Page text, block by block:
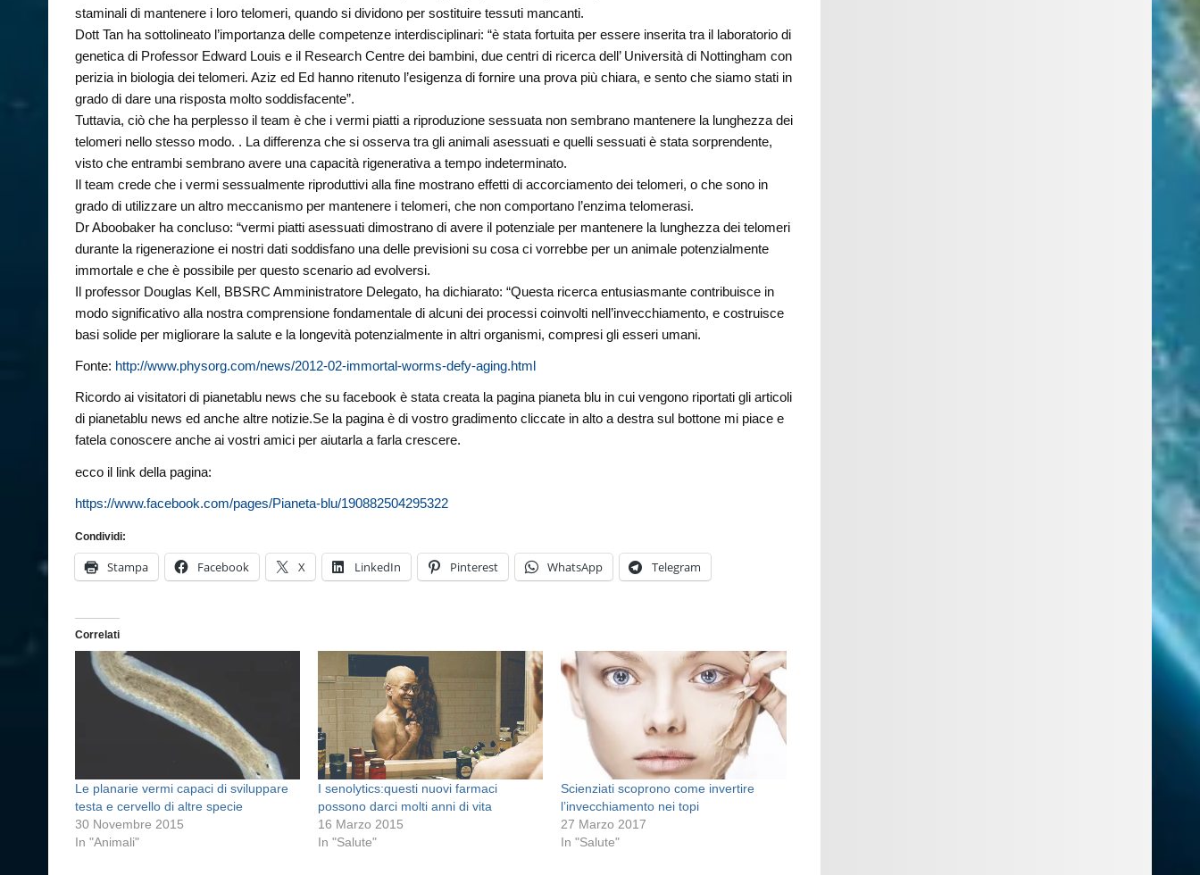
staminali di mantenere i loro telomeri, quando si dividono per sostituire tessuti mancanti.
Dott Tan ha sottolineato l’importanza delle competenze interdisciplinari: “è stata fortuita per essere inserita tra il laboratorio di
genetica di Professor Edward Louis e il Research Centre dei bambini, due centri di ricerca dell’ Università di Nottingham con
perizia in biologia dei telomeri. Aziz ed Ed hanno ritenuto l’esigenza di fornire una prova più chiara, e sento che siamo stati in
grado di dare una risposta molto soddisfacente”.
Tuttavia, ciò che ha perplesso il team è che i vermi piatti a riproduzione sessuata non sembrano mantenere la lunghezza dei
telomeri nello stesso modo. . La differenza che si osserva tra gli animali asessuati e quelli sessuati è stata sorprendente,
visto che entrambi sembrano avere una capacità rigenerativa a tempo indeterminato.
Il team crede che i vermi sessualmente riproduttivi alla fine mostrano effetti di accorciamento dei telomeri, o che sono in
grado di utilizzare un altro meccanismo per mantenere i telomeri, che non comportano l’enzima telomerasi.
Dr Aboobaker ha concluso: “vermi piatti asessuati dimostrano di avere il potenziale per mantenere la lunghezza dei telomeri
durante la rigenerazione ei nostri dati soddisfano una delle previsioni su cosa ci vorrebbe per un animale potenzialmente
immortale e che è possibile per questo scenario ad evolversi.
Il professor Douglas Kell, BBSRC Amministratore Delegato, ha dichiarato: “Questa ricerca entusiasmante contribuisce in
modo significativo alla nostra comprensione fondamentale di alcuni dei processi coinvolti nell’invecchiamento, e costruisce
basi solide per migliorare la salute e la longevità potenzialmente in altri organismi, compresi gli esseri umani.
Fonte: http://www.physorg.com/news/2012-02-immortal-worms-defy-aging.html
Ricordo ai visitatori di pianetablu news che su facebook è stata creata la pagina pianeta blu in cui vengono riportati gli articoli
di pianetablu news ed anche altre notizie.Se la pagina è di vostro gradimento cliccate in alto a destra sul bottone mi piace e
fatela conoscere anche ai vostri amici per aiutarla a farla crescere.
ecco il link della pagina:
https://www.facebook.com/pages/Pianeta-blu/190882504295322
Condividi:
Stampa Facebook X LinkedIn Pinterest WhatsApp Telegram
Correlati
Le planarie vermi capaci di sviluppare
testa e cervello di altre specie
30 Novembre 2015
In "Animali"
I senolytics:questi nuovi farmaci
possono darci molti anni di vita
16 Marzo 2015
In "Salute"
Scienziati scoprono come invertire
l’invecchiamento nei topi
27 Marzo 2017
In "Salute"